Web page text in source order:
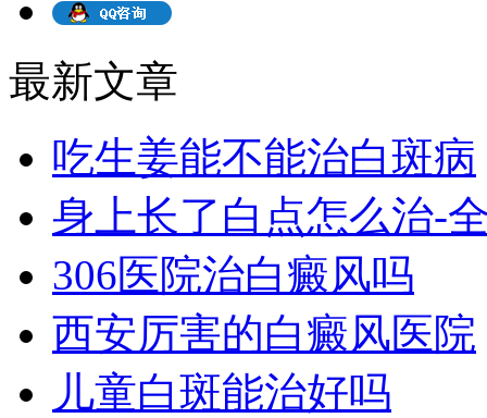
最新文章
吃生姜能不能治白斑病
身上长了白点怎么治-
306医院治白癜风吗
西安厉害的白癜风医院
儿童白斑能治好吗